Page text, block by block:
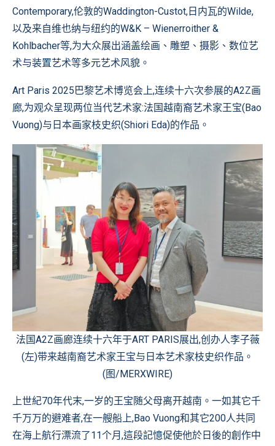
Contemporary,伦敦的Waddington-Custot,日内瓦的Wilde,
以及来自维也纳与纽约的W&K – Wienerroither &
Kohlbacher等,为大众展出涵盖绘画、雕塑、摄影、数位艺
术与装置艺术等多元艺术风貌。
Art Paris 2025巴黎艺术博览会上,连续十六次参展的A2Z画
廊,为观众呈现两位当代艺术家:法国越南裔艺术家王宝(Bao
Vuong)与日本画家枝史织(Shiori Eda)的作品。
法国A2Z画廊连续十六年于ART PARIS展出,创办人李子薇
(左)带来越南裔艺术家王宝与日本艺术家枝史织作品。
(图/MERXWIRE)
上世紀70年代末,一岁的王宝随父母离开越南。一如其它千
千万万的避难者,在一艘船上,Bao Vuong和其它200人共同
在海上航行漂流了11个月,這段記憶促使他於日後的創作中